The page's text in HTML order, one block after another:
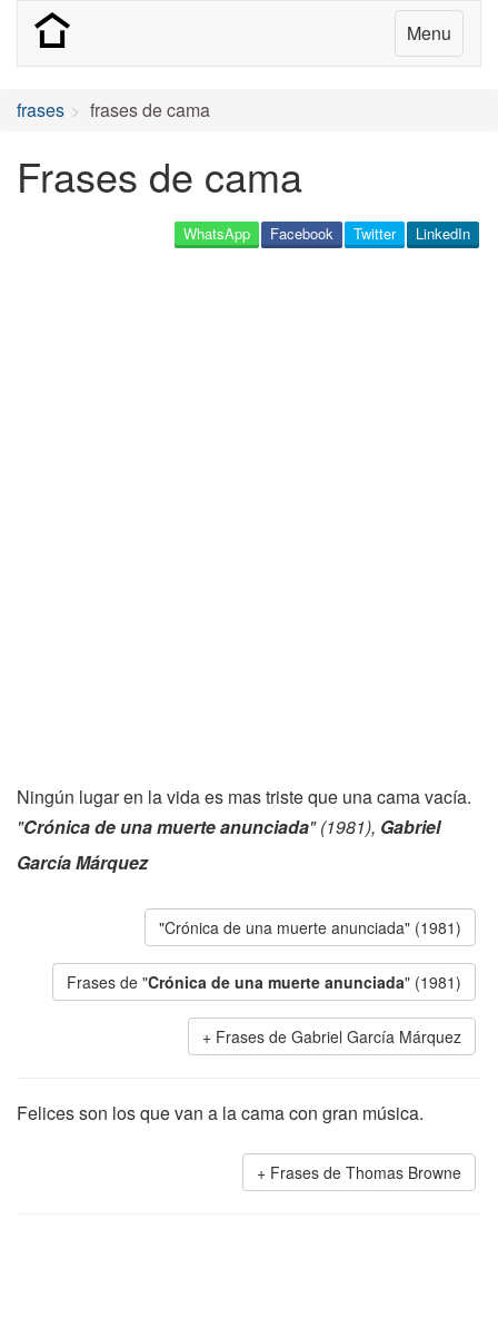
Menu
frases frases de cama
Frases de cama
LinkedIn
Twitter
Facebook
WhatsApp
Ningún lugar en la vida es mas triste que una cama vacía.
"Crónica de una muerte anunciada" (1981), Gabriel
García Márquez
"Crónica de una muerte anunciada" (1981)
Frases de "Crónica de una muerte anunciada" (1981)
Frases de Gabriel García Márquez
Felices son los que van a la cama con gran música.
Frases de Thomas Browne